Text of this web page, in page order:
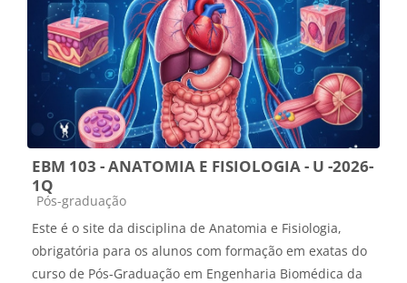
EBM 103 - ANATOMIA E FISIOLOGIA - U -2026-
1Q
Categoria do curso
Pós-graduação
Este é o site da disciplina de Anatomia e Fisiologia,
obrigatória para os alunos com formação em exatas do
curso de Pós-Graduação em Engenharia Biomédica da